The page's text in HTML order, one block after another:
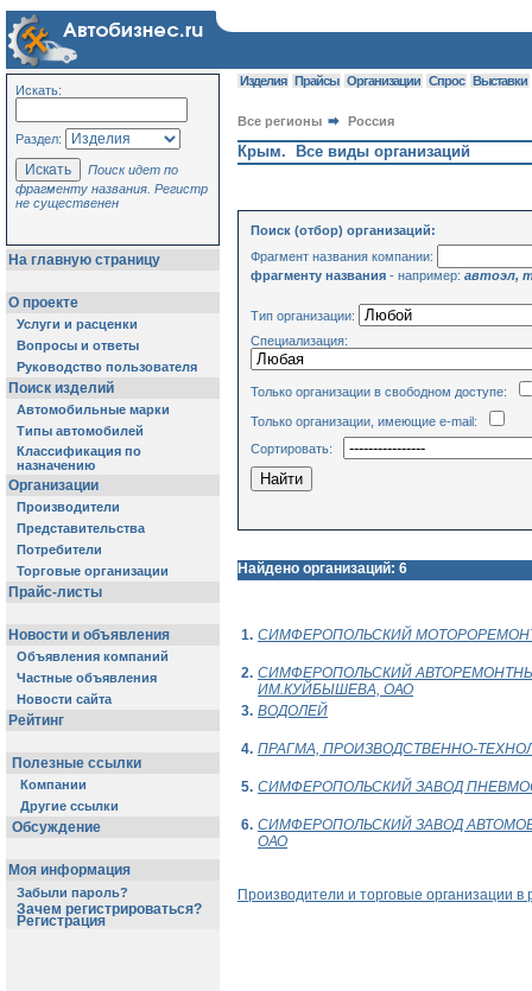
Искать:
Раздел:
Поиск идет по
фрагменту названия. Регистр
не существенен
На главную страницу
О проекте
Услуги и расценки
Вопросы и ответы
Руководство пользователя
Поиск изделий
Автомобильные марки
Типы автомобилей
Классификация по
назначению
Организации
Производители
Представительства
Потребители
Торговые организации
Прайс-листы
Новости и объявления
Объявления компаний
Частные объявления
Новости сайта
Рейтинг
Полезные ссылки
Компании
Другие ссылки
Обсуждение
Моя информация
Забыли пароль?
Зачем регистрироваться?
Регистрация
Изделия Прайсы Организации Спрос Выставки
Все регионы Россия
Крым. Все виды организаций
Поиск (отбор) организаций:
Фрагмент названия компании:
фрагменту названия - например: автоэл,
Тип организации:
Специализация:
Только организации в свободном доступе:
Только организации, имеющие e-mail:
Сортировать:
Найдено организаций: 6
1. СИМФЕРОПОЛЬСКИЙ
2. СИМФЕРОПОЛЬСКИЙ
ИМ.КУЙБЫШЕВА, ОАО
3. ВОДOЛЕЙ
4. ПРАГМА, ПРОИЗВОДСТВЕННО-
5. СИМФЕРОПОЛЬСКИЙ ЗАВОД
6. СИМФЕРОПОЛЬСКИЙ ЗАВОД
ОАО
Производители и торговые организации в